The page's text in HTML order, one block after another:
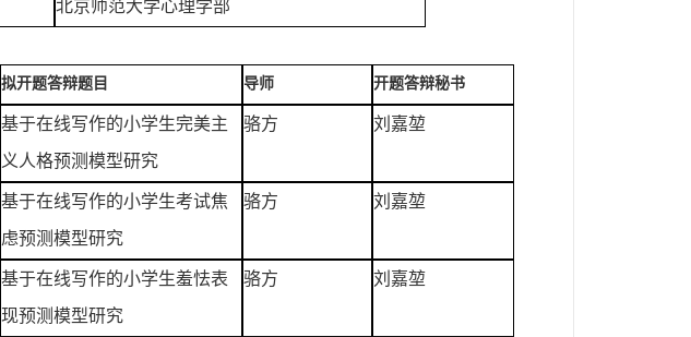
北京师范大学心理学部
拟开题答辩题目 导师 开题答辩秘书
基于在线写作的小学生完美主
义人格预测模型研究
骆方 刘嘉堃
基于在线写作的小学生考试焦
虑预测模型研究
骆方 刘嘉堃
基于在线写作的小学生羞怯表
现预测模型研究
骆方 刘嘉堃